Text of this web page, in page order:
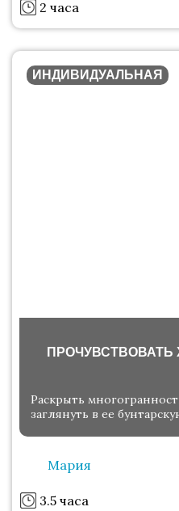
2 часа
ИНДИВИДУАЛЬНАЯ
ПРОЧУВСТВОВАТЬ
Раскрыть
заглянуть в ее
Мария
3.5 часа